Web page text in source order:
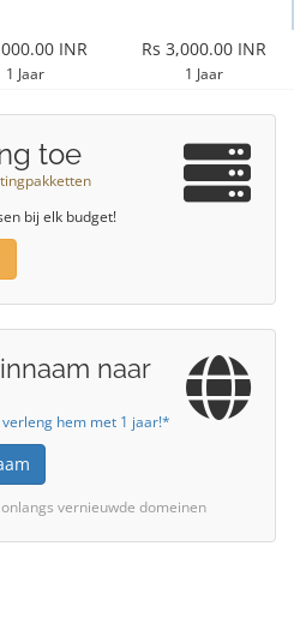
INR
1 Jaar
Rs 3,000.00 INR
1 Jaar
toe
bij elk budget!
naar
hem met 1 jaar!*
vernieuwde domeinen